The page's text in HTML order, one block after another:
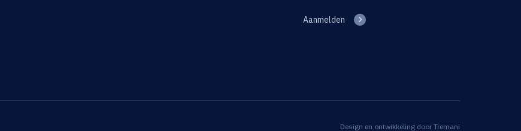
Aanmelden
Design en ontwikkeling door Tremani